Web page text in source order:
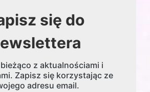
się do
z aktualnościami i
Zapisz się korzystając ze
adresu email.